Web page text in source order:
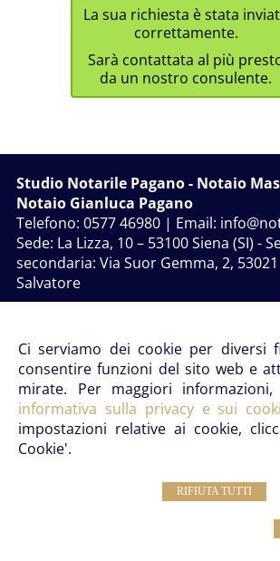
Ci serviamo dei cookie per
consentire funzioni del sito web e
mirate. Per maggiori
informativa sulla privacy e sui
impostazioni relative ai cookie,
Cookie'.
RIFIUTA TUTTI
La sua richiesta è stata
correttamente.
Sarà contattata al più
da un nostro consulente.
Studio Notarile Pagano- Notaio
Notaio Gianluca Pagano
Telefono: 0577 46980 | Email:
Sede: La Lizza, 10 – 53100 Siena (SI) -
secondaria: Via Suor Gemma, 2,
Salvatore
00812200525 |Sitemap -Privacy- Note legali-Cookie